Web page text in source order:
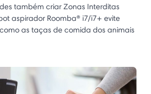
também criar Zonas Interditas
aspirador Roomba® i7/i7+ evite
as taças de comida dos animais